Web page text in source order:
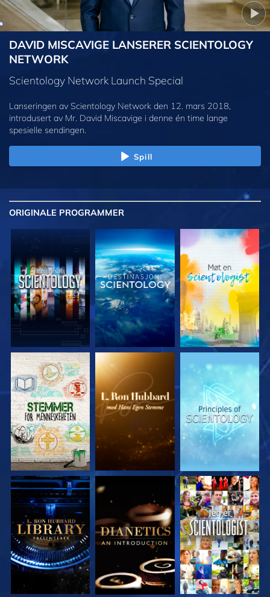
DAVID MISCAVIGE LANSERER SCIENTOLOGY
NETWORK
Scientology Network Launch Special
Lanseringen av Scientology Network den 12. mars 2018,
introdusert av Mr. David Miscavige i denne én time lange
spesielle sendingen.
Spill
ORIGINALE PROGRAMMER
UTFORSK SERIEN UTFORSK SERIEN UTFORSK SERIEN
UTFORSK SERIEN UTFORSK SERIEN SE